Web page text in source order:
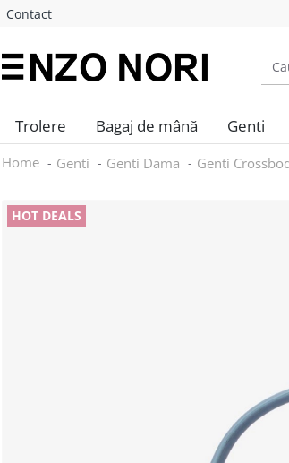
Contact
Trolere Bagaj de mână Genti
Home Genti Genti Dama Genti
HOT DEALS